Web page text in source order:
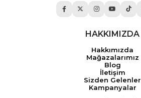
HAKKIMIZDA
Hakkımızda
Mağazalarımız
Blog
İletişim
Sizden Gelenler
Kampanyalar